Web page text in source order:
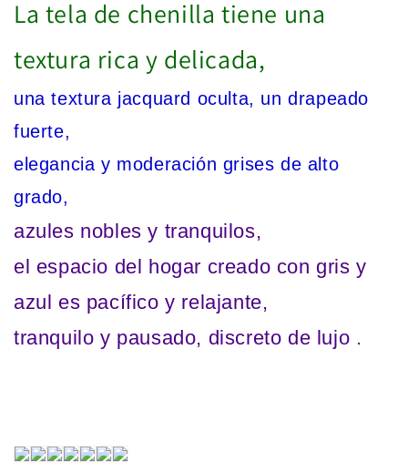
moda
europea
americana
moda
europea
americana
La tela de chenilla tiene una
textura rica y delicada,
una textura jacquard oculta, un drapeado
fuerte,
elegancia y moderación grises de alto
grado,
azules nobles y tranquilos,
el espacio del hogar creado con gris y
azul es pacífico y relajante,
tranquilo y pausado, discreto de lujo .